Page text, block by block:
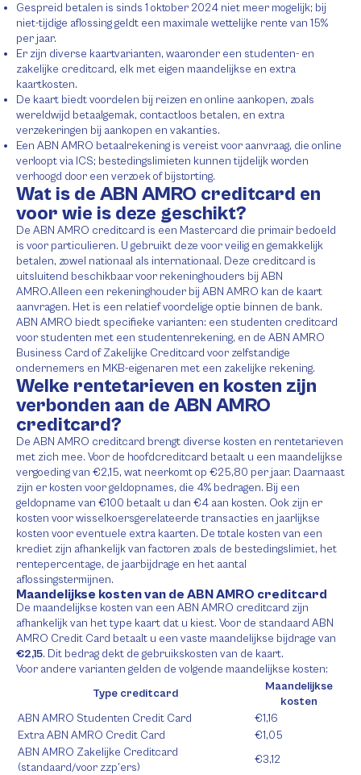
Gespreid betalen is sinds 1 oktober 2024 niet meer mogelijk; bij
niet-tijdige aflossing geldt een maximale wettelijke rente van 15%
per jaar.
Er zijn diverse kaartvarianten, waaronder een studenten- en
zakelijke creditcard, elk met eigen maandelijkse en extra
kaartkosten.
De kaart biedt voordelen bij reizen en online aankopen, zoals
wereldwijd betaalgemak, contactloos betalen, en extra
verzekeringen bij aankopen en vakanties.
Een ABN AMRO betaalrekening is vereist voor aanvraag, die online
verloopt via ICS; bestedingslimieten kunnen tijdelijk worden
verhoogd door een verzoek of bijstorting.
Wat is de ABN AMRO creditcard en
voor wie is deze geschikt?
De ABN AMRO creditcard is een Mastercard die primair bedoeld
is voor particulieren. U gebruikt deze voor veilig en gemakkelijk
betalen, zowel nationaal als internationaal. Deze creditcard is
uitsluitend beschikbaar voor rekeninghouders bij ABN
AMRO.Alleen een rekeninghouder bij ABN AMRO kan de kaart
aanvragen. Het is een relatief voordelige optie binnen de bank.
ABN AMRO biedt specifieke varianten: een studenten creditcard
voor studenten met een studentenrekening, en de ABN AMRO
Business Card of Zakelijke Creditcard voor zelfstandige
ondernemers en MKB-eigenaren met een zakelijke rekening.
Welke rentetarieven en kosten zijn
verbonden aan de ABN AMRO
creditcard?
De ABN AMRO creditcard brengt diverse kosten en rentetarieven
met zich mee. Voor de hoofdcreditcard betaalt u een maandelijkse
vergoeding van €2,15, wat neerkomt op €25,80 per jaar. Daarnaast
zijn er kosten voor geldopnames, die 4% bedragen. Bij een
geldopname van €100 betaalt u dan €4 aan kosten. Ook zijn er
kosten voor wisselkoersgerelateerde transacties en jaarlijkse
kosten voor eventuele extra kaarten. De totale kosten van een
krediet zijn afhankelijk van factoren zoals de bestedingslimiet, het
rentepercentage, de jaarbijdrage en het aantal
aflossingstermijnen.
Maandelijkse kosten van de ABN AMRO creditcard
De maandelijkse kosten van een ABN AMRO creditcard zijn
afhankelijk van het type kaart dat u kiest. Voor de standaard ABN
AMRO Credit Card betaalt u een vaste maandelijkse bijdrage van
€2,15. Dit bedrag dekt de gebruikskosten van de kaart.
Voor andere varianten gelden de volgende maandelijkse kosten:
Type creditcard
Maandelijkse
kosten
ABN AMRO Studenten Credit Card
€1,16
Extra ABN AMRO Credit Card
€1,05
ABN AMRO Zakelijke Creditcard
(standaard/voor zzp’ers)
€3,12